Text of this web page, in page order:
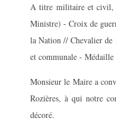
A titre militaire et civil,
Ministre) - Croix de
la Nation // Chevalier de
et communale -
Monsieur le Maire a
Rozières, à qui notre
décoré.